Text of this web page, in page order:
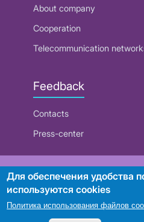
About company
Cooperation
Telecommunication
Feedback
Contacts
Press-center
RUE "Beltelecom"
Для обеспечения удобства
используются cookies
Политика использования файлов